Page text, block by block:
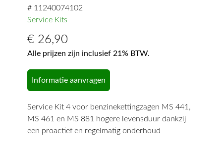
# 11240074102
Service Kits
€ 26,90
Alle prijzen zijn inclusief 21% BTW.
Informatie aanvragen
Service Kit 4 voor benzinekettingzagen MS 441,
MS 461 en MS 881 hogere levensduur dankzij
een proactief en regelmatig onderhoud